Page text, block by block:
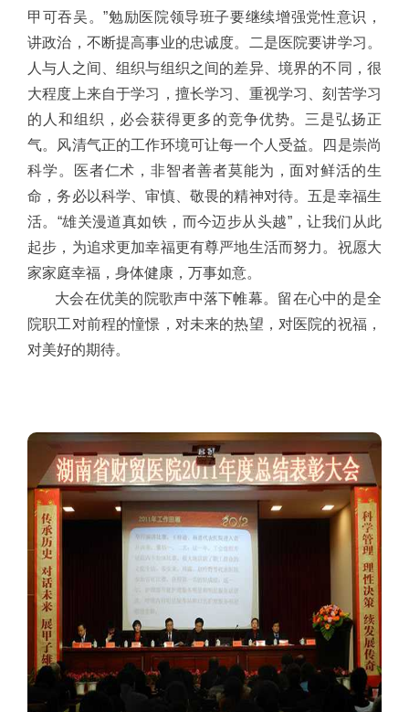
甲可吞吴。”勉励医院领导班子要继续增强党性意识，
讲政治，不断提高事业的忠诚度。二是医院要讲学习。
人与人之间、组织与组织之间的差异、境界的不同，很
大程度上来自于学习，擅长学习、重视学习、刻苦学习
的人和组织，必会获得更多的竞争优势。三是弘扬正
气。风清气正的工作环境可让每一个人受益。四是崇尚
科学。医者仁术，非智者善者莫能为，面对鲜活的生
命，务必以科学、审慎、敬畏的精神对待。五是幸福生
活。“雄关漫道真如铁，而今迈步从头越”，让我们从此
起步，为追求更加幸福更有尊严地生活而努力。祝愿大
家家庭幸福，身体健康，万事如意。
大会在优美的院歌声中落下帷幕。留在心中的是全
院职工对前程的憧憬，对未来的热望，对医院的祝福，
对美好的期待。